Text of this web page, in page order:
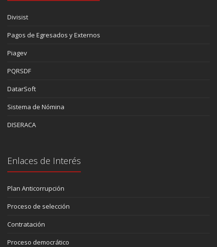
Divisist
Pagos de Egresados y Externos
Piagev
PQRSDF
DatarSoft
Sistema de Nómina
DISERACA
Enlaces de Interés
Plan Anticorrupción
Proceso de selección
Contratación
Proceso democrático